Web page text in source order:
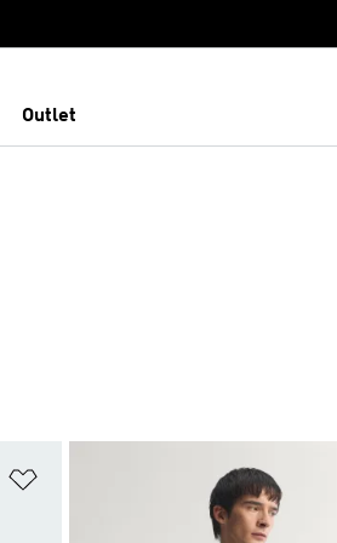
Outlet